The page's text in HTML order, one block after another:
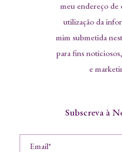
meu endereço de
utilização da
mim submetida
para fins
e
Subscreva à